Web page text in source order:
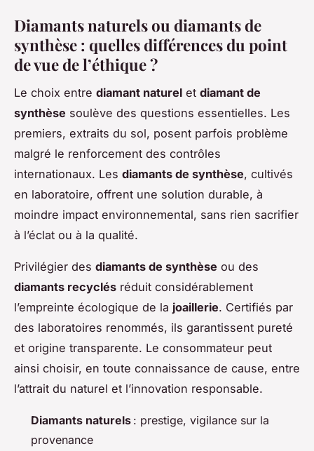
Diamants naturels ou diamants de
synthèse : quelles différences du point
de vue de l’éthique ?
Le choix entre diamant naturel et diamant de
synthèse soulève des questions essentielles. Les
premiers, extraits du sol, posent parfois problème
malgré le renforcement des contrôles
internationaux. Les diamants de synthèse, cultivés
en laboratoire, offrent une solution durable, à
moindre impact environnemental, sans rien sacrifier
à l’éclat ou à la qualité.
Privilégier des diamants de synthèse ou des
diamants recyclés réduit considérablement
l’empreinte écologique de la joaillerie. Certifiés par
des laboratoires renommés, ils garantissent pureté
et origine transparente. Le consommateur peut
ainsi choisir, en toute connaissance de cause, entre
l’attrait du naturel et l’innovation responsable.
Diamants naturels : prestige, vigilance sur la
provenance